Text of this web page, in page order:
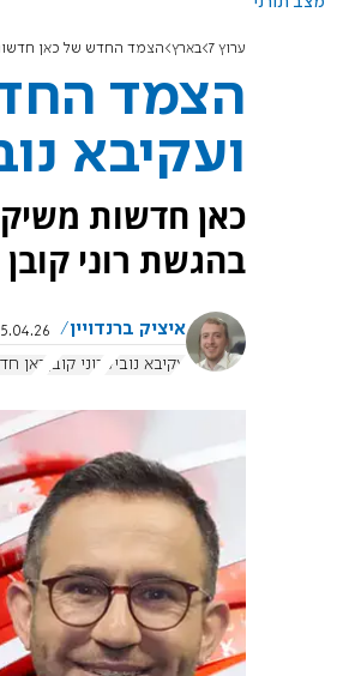
ערוץ 7 בארץ הצמד החדש של כאן חדשות:
הצמד
ועקיבא
כאן חדשות
בהגשת רוני
איציק ברנדויין
12:28
עקיבא נוביק רוני קובן כאן